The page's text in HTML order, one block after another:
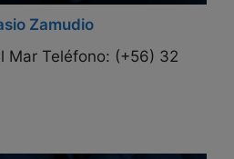
Zamudio
Mar Teléfono: (+56) 32